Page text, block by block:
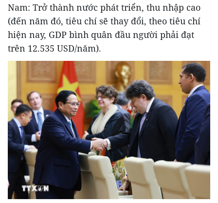
Nam: Trở thành nước phát triển, thu nhập cao
(đến năm đó, tiêu chí sẽ thay đổi, theo tiêu chí
hiện nay, GDP bình quân đầu người phải đạt
trên 12.535 USD/năm).